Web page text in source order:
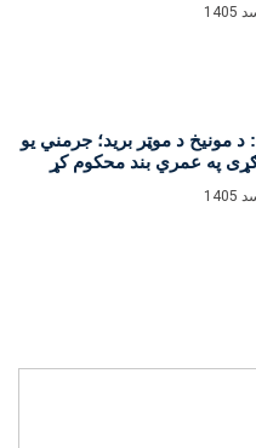
مونیخ د موټر برید؛ جرمني یو
په عمري بند محکوم کړ